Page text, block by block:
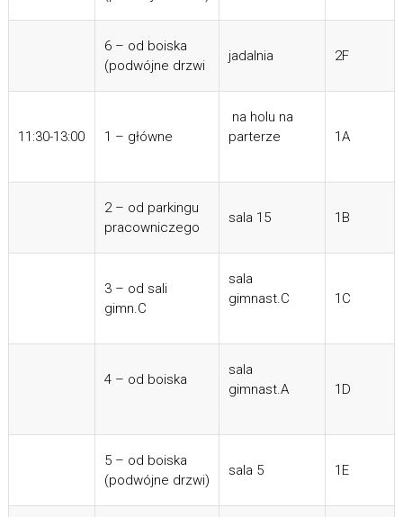
6 – od boiska
(podwójne drzwi
jadalnia 2F
11:30-13:00 1 – główne
na holu na
parterze
1A
2 – od parkingu
pracowniczego
sala 15 1B
3 – od sali
gimn.C
sala
gimnast.C
1C
4 – od boiska
sala
gimnast.A
1D
5 – od boiska
(podwójne drzwi)
sala 5 1E